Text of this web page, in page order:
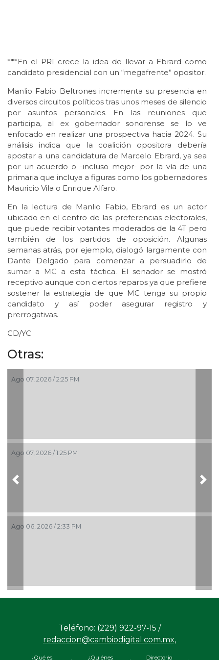
***En el PRI crece la idea de llevar a Ebrard como
candidato presidencial con un “megafrente” opositor.
Manlio Fabio Beltrones incrementa su presencia en
diversos circuitos políticos tras unos meses de silencio
por asuntos personales. En las reuniones que
participa, al ex gobernador sonorense se lo ve
enfocado en realizar una prospectiva hacia 2024. Su
análisis indica que la coalición opositora debería
apostar a una candidatura de Marcelo Ebrard, ya sea
por un acuerdo o -incluso mejor- por la vía de una
primaria que incluya a figuras como los gobernadores
Mauricio Vila o Enrique Alfaro.
En la lectura de Manlio Fabio, Ebrard es un actor
ubicado en el centro de las preferencias electorales,
que puede recibir votantes moderados de la 4T pero
también de los partidos de oposición. Algunas
semanas atrás, por ejemplo, dialogó largamente con
Dante Delgado para comenzar a persuadirlo de
sumar a MC a esta táctica. El senador se mostró
receptivo aunque con ciertos reparos ya que prefiere
sostener la estrategia de que MC tenga su propio
candidato y así poder asegurar registro y
prerrogativas.
CD/YC
Otras:
Ago 07, 2026 / 2:25 PM
Ago 07, 2026 / 1:25 PM
Ago 06, 2026 / 2:33 PM
Previous
Teléfono: (229) 922-97-15 /
redaccion@cambiodigital.com.mx,
¿Qué es ¿Quiénes Directorio